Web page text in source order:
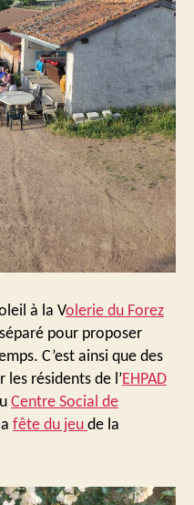
à la Volerie du Forez
pour proposer
C’est ainsi que des
résidents de l’EHPAD
Centre Social de
fête du jeu de la